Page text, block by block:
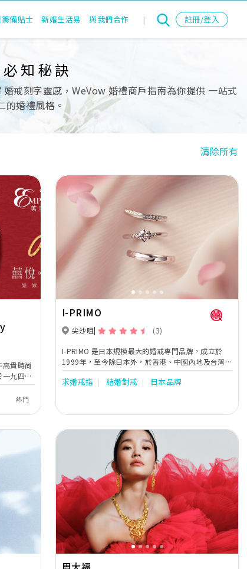
備貼士 新婚生活易 與我們合作 | 註冊/登入
知秘訣
戒刻字靈感，WeVow 婚禮商戶指南為你提供 一站式
婚禮風格。
清除所有
Next
高貴時尚
九四二
精益求精
鐘錶珠
熱門
Previous Next
I-PRIMO
尖沙咀 (3)
I-PRIMO 是日本規模最大的婚戒專門品牌，成立於
1999年，至今除日本外，於香港、中國內地及台灣均
設有專門店。獨有的「自由選配訂製服務」，是由專
業的諮詢師先瞭解新人對婚戒的喜好和預算，提供豐
訂製出世上獨一無二專屬Only One婚戒。150款的戒
終身的愛侶們，永遠幸福甜蜜。秉持日本文化精神，
I-PRIMO作為專門售賣婚戒的品牌，以「至高夢想、
無上幸福」為理念，將喜悅的瞬間化作永恆的記憶，
以最真誠專業的心為新人帶來舒適又美觀的婚戒，與
顧客們一同見證他們最幸福和甜蜜的時刻。
求婚戒指 結婚對戒 日本品牌
Previous Next